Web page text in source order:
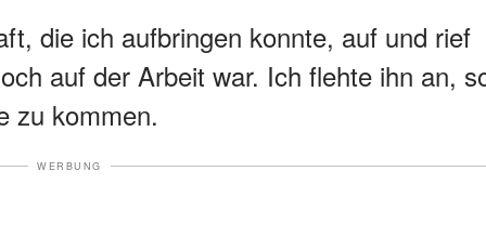
die ich aufbringen konnte, auf und rief
auf der Arbeit war. Ich flehte ihn an,
zu kommen.
WERBUNG